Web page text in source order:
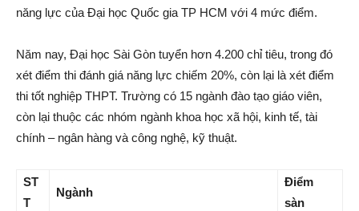
năng lực của Đại học Quốc gia TP HCM với 4 mức điểm.
Năm nay, Đại học Sài Gòn tuyển hơn 4.200 chỉ tiêu, trong đó
xét điểm thi đánh giá năng lực chiếm 20%, còn lại là xét điểm
thi tốt nghiệp THPT. Trường có 15 ngành đào tạo giáo viên,
còn lại thuộc các nhóm ngành khoa học xã hội, kinh tế, tài
chính – ngân hàng và công nghệ, kỹ thuật.
ST
T
Ngành
Điểm
sàn